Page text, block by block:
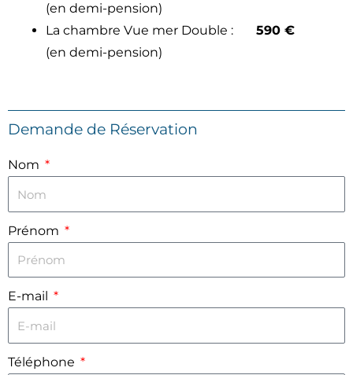
(en demi-pension)
La chambre Vue mer Double :
590 €
(en demi-pension)
Demande de Réservation
Nom
Prénom
E-mail
Téléphone